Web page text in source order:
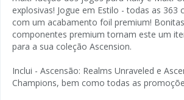
explosivas! Jogue em Estilo - todas as 363
com um acabamento foil premium!
componentes premium tornam este um
para a sua coleção Ascension.
Inclui - Ascensão: Realms Unraveled e
Champions, bem como todas as